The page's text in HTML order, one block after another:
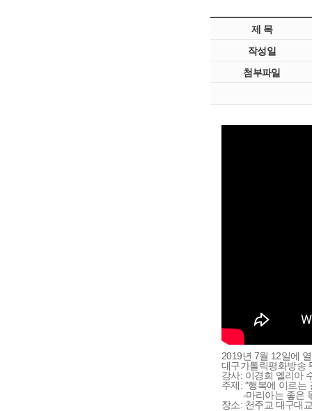
제 목
작성일
첨부파일
2019년 7월 12일에
대구가톨릭평화방송
강사: 이경희 엘리아
주제: "행복에 이르는
-마리아는 좋은
장소: 천주교 대구대